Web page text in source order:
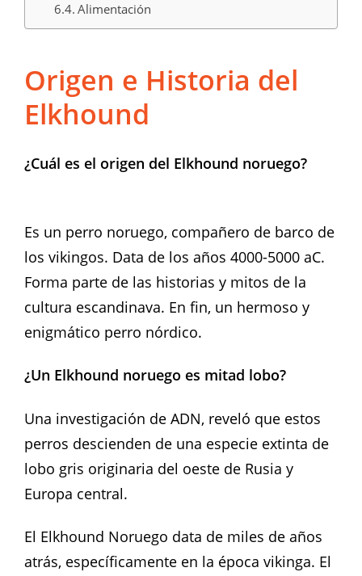
Alimentación
Origen e Historia del
Elkhound
¿Cuál es el origen del Elkhound noruego?
Es un perro noruego, compañero de barco de
los vikingos. Data de los años 4000-5000 aC.
Forma parte de las historias y mitos de la
cultura escandinava. En fin, un hermoso y
enigmático perro nórdico.
¿Un Elkhound noruego es mitad lobo?
Una investigación de ADN, reveló que estos
perros descienden de una especie extinta de
lobo gris originaria del oeste de Rusia y
Europa central.
El Elkhound Noruego data de miles de años
atrás, específicamente en la época vikinga. El